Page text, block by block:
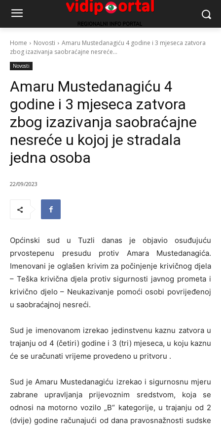
Home Novosti
Amaru Mustedanagiću 4 godine i 3 mjeseca zatvora
zbog izazivanja saobraćajne nesreće...
Novosti
Amaru Mustedanagiću 4
godine i 3 mjeseca zatvora
zbog izazivanja saobraćajne
nesreće u kojoj je stradala
jedna osoba
22/09/2023
Općinski sud u Tuzli danas je objavio osuđujuću
prvostepenu presudu protiv Amara Mustedanagića.
Imenovani je oglašen krivim za počinjenje krivičnog djela
– Teška krivična djela protiv sigurnosti javnog prometa i
krivično djelo – Neukazivanje pomoći osobi povrijeđenoj
u saobraćajnoj nesreći.
Sud je imenovanom izrekao jedinstvenu kaznu zatvora u
trajanju od 4 (četiri) godine i 3 (tri) mjeseca, u koju kaznu
će se uračunati vrijeme provedeno u pritvoru .
Sud je Amaru Mustedanagiću izrekao i sigurnosnu mjeru
zabrane upravljanja prijevoznim sredstvom, koja se
odnosi na motorno vozilo „B“ kategorije, u trajanju od 2
(dvije) godine računajući od dana pravosnažnosti sudske